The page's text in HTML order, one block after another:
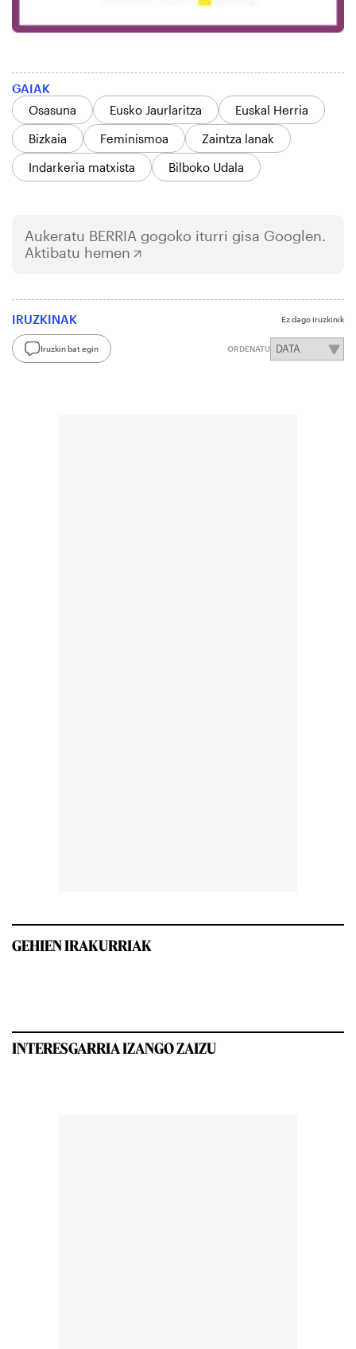
GAIAK
Osasuna
Eusko Jaurlaritza
Euskal Herria
Bizkaia
Feminismoa
Zaintza lanak
Indarkeria matxista
Bilboko Udala
Aukeratu BERRIA gogoko iturri gisa Googlen.
Aktibatu hemen
IRUZKINAK Ez dago iruzkinik
Iruzkin bat egin ORDENATU
GEHIEN IRAKURRIAK
INTERESGARRIA IZANGO ZAIZU